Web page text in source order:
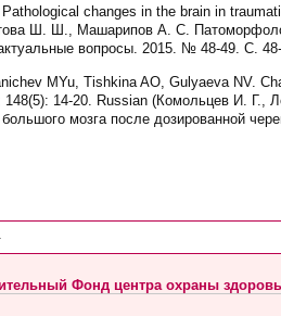
changes in the brain in
Ш. Ш., Машарипов А. С.
вопросы. 2015. № 48-49. С.
MYu, Tishkina AO, Gulyaeva NV.
148(5): 14-20. Russian (Комольцев И.
мозга после дозированной
Фонд центра охраны